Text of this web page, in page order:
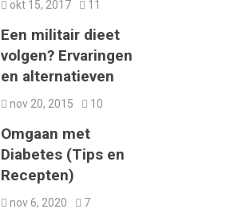
okt 15, 2017 11
Een militair dieet
volgen? Ervaringen
en alternatieven
nov 20, 2015 10
Omgaan met
Diabetes (Tips en
Recepten)
nov 6, 2020 7